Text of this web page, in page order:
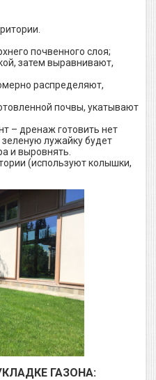
почвенного слоя;
затем выравнивают,
распределяют,
почвы, укатывают
– дренаж готовить нет
лужайку будет
и выровнять.
(используют колышки,
ГАЗОНА: